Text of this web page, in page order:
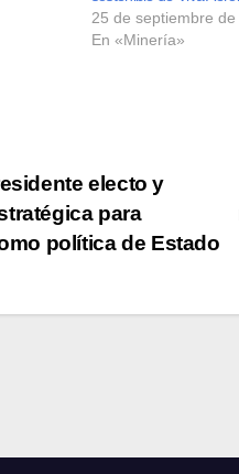
25 de septiembre de
En «Minería»
electo y
para
política de Estado